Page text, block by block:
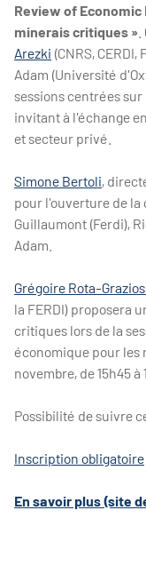
Review of Economic
minerais critiques »
Arezki (CNRS,
Adam (Université
sessions centrées
invitant à l'échange
et secteur privé.
Simone Bertoli,
pour l'ouverture de
Guillaumont (Ferdi),
Adam.
Grégoire Rota-
la FERDI) proposera
critiques lors de la
économique pour les
novembre, de 15h45 à
Possibilité de suivre
Inscription obligatoire
En savoir plus (site